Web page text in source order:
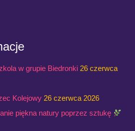
w grupie Biedronki 26 czerwca
Kolejowy 26 czerwca 2026
piękna natury poprzez sztukę